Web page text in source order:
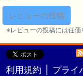
レビューの投稿
レビューの投稿には任
利用規約
プライ